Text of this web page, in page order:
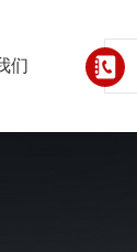
们